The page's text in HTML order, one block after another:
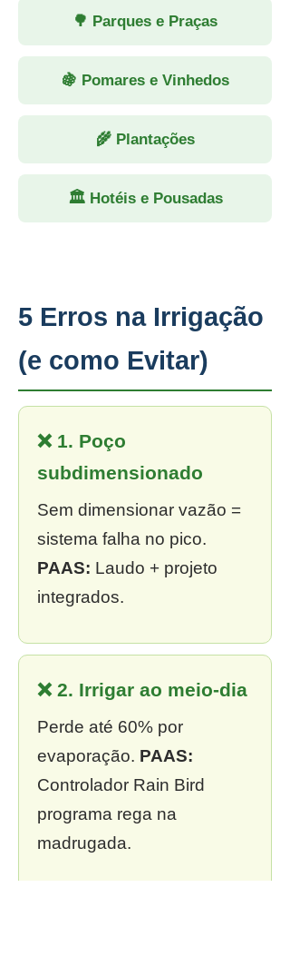
🌳 Parques e Praças
🍇 Pomares e Vinhedos
🌾 Plantações
🏛 Hotéis e Pousadas
5 Erros na Irrigação
(e como Evitar)
❌ 1. Poço
subdimensionado
Sem dimensionar vazão =
sistema falha no pico.
PAAS: Laudo + projeto
integrados.
❌ 2. Irrigar ao meio-dia
Perde até 60% por
evaporação. PAAS:
Controlador Rain Bird
programa rega na
madrugada.